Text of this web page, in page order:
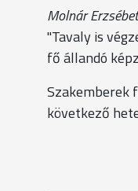
Molnár Erzsébet
"Tavaly is
fő állandó
Szakemberek
következő